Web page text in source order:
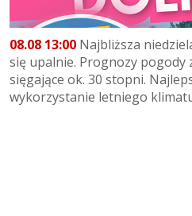
08.08 13:00 Najbliższa
się upalnie. Prognozy
sięgające ok. 30 stopni.
wykorzystanie letniego